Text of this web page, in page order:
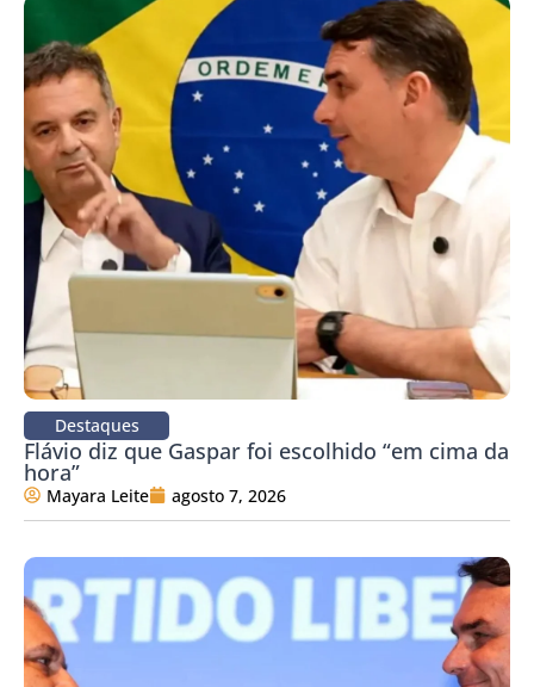
Destaques
Flávio diz que Gaspar foi escolhido “em cima da
hora”
Mayara Leite agosto 7, 2026